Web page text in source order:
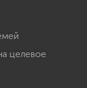
целевое